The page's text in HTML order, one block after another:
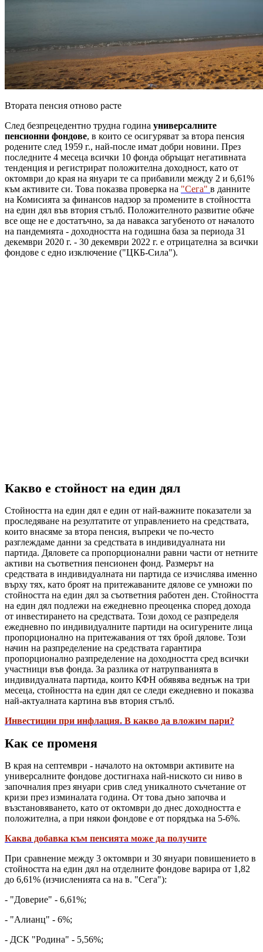
Втората пенсия отново расте
След безпрецедентно трудна година универсалните
пенсионни фондове, в които се осигуряват за втора пенсия
родените след 1959 г., най-после имат добри новини. През
последните 4 месеца всички 10 фонда обръщат негативната
тенденция и регистрират положителна доходност, като от
октомври до края на януари те са прибавили между 2 и 6,61%
към активите си. Това показва проверка на "Сега" в данните
на Комисията за финансов надзор за промените в стойността
на един дял във втория стълб. Положителното развитие обаче
все още не е достатъчно, за да навакса загубеното от началото
на пандемията - доходността на годишна база за периода 31
декември 2020 г. - 30 декември 2022 г. е отрицателна за всички
фондове с едно изключение ("ЦКБ-Сила").
Какво е стойност на един дял
Стойността на един дял е един от най-важните показатели за
проследяване на резултатите от управлението на средствата,
които внасяме за втора пенсия, въпреки че по-често
разглеждаме данни за средствата в индивидуалната ни
партида. Дяловете са пропорционални равни части от нетните
активи на съответния пенсионен фонд. Размерът на
средствата в индивидуалната ни партида се изчислява именно
върху тях, като броят на притежаваните дялове се умножи по
стойността на един дял за съответния работен ден. Стойността
на един дял подлежи на ежедневно преоценка според дохода
от инвестирането на средствата. Този доход се разпределя
ежедневно по индивидуалните партиди на осигурените лица
пропорционално на притежавания от тях брой дялове. Този
начин на разпределение на средствата гарантира
пропорционално разпределение на доходността сред всички
участници във фонда. За разлика от натрупванията в
индивидуалната партида, които КФН обявява веднъж на три
месеца, стойността на един дял се следи ежедневно и показва
най-актуалната картина във втория стълб.
Инвестиции при инфлация. В какво да вложим пари?
Как се променя
В края на септември - началото на октомври активите на
универсалните фондове достигнаха най-ниското си ниво в
започналия през януари срив след уникалното съчетание от
кризи през изминалата година. От това дъно започва и
възстановяването, като от октомври до днес доходността е
положителна, а при някои фондове е от порядъка на 5-6%.
Каква добавка към пенсията може да получите
При сравнение между 3 октомври и 30 януари повишението в
стойността на един дял на отделните фондове варира от 1,82
до 6,61% (изчисленията са на в. "Сега"):
- "Доверие" - 6,61%;
- "Алианц" - 6%;
- ДСК "Родина" - 5,56%;